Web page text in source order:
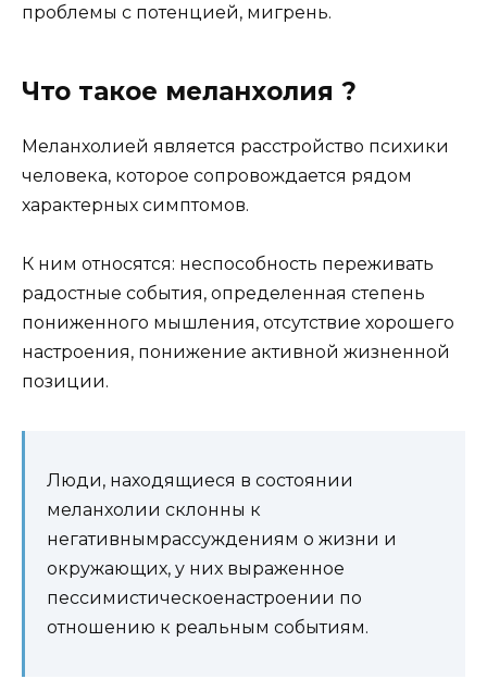
проблемы с потенцией, мигрень.
Что такое меланхолия ?
Меланхолией является расстройство психики
человека, которое сопровождается рядом
характерных симптомов.
К ним относятся: неспособность переживать
радостные события, определенная степень
пониженного мышления, отсутствие хорошего
настроения, понижение активной жизненной
позиции.
Люди, находящиеся в состоянии
меланхолии склонны к
негативнымрассуждениям о жизни и
окружающих, у них выраженное
пессимистическоенастроении по
отношению к реальным событиям.